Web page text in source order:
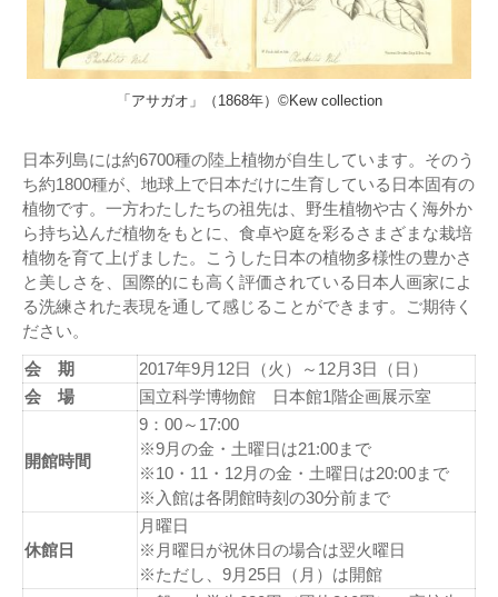
「アサガオ」（1868年）©Kew collection
日本列島には約6700種の陸上植物が自生しています。そのう
ち約1800種が、地球上で日本だけに生育している日本固有の
植物です。一方わたしたちの祖先は、野生植物や古く海外か
ら持ち込んだ植物をもとに、食卓や庭を彩るさまざまな栽培
植物を育て上げました。こうした日本の植物多様性の豊かさ
と美しさを、国際的にも高く評価されている日本人画家によ
る洗練された表現を通して感じることができます。ご期待く
ださい。
会 期
2017年9月12日（火）～12月3日（日）
会 場
国立科学博物館 日本館1階企画展示室
開館時間
9：00～17:00
※9月の金・土曜日は21:00まで
※10・11・12月の金・土曜日は20:00まで
※入館は各閉館時刻の30分前まで
休館日
月曜日
※月曜日が祝休日の場合は翌火曜日
※ただし、9月25日（月）は開館